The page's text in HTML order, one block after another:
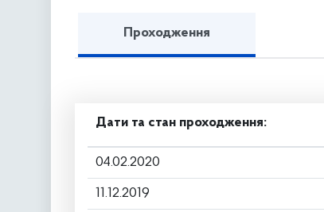
Проходження
Дати та стан проходження:
04.02.2020
11.12.2019